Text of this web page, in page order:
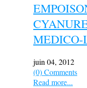
MEDICO-
juin 04, 2012
(0) Comments
Read more...